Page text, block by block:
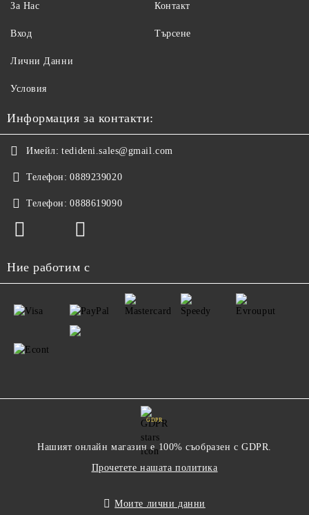
За Нас
Вход
Контакт
Търсене
Лични Данни
Условия
Информация за контакти:
Имейл: tedideni.sales@gmail.com
Телефон: 0889239020
Телефон: 0888619090
Ние работим с
GDPR
Нашият онлайн магазин е 100% съобразен с GDPR.
Прочетете нашата политика
Моите лични данни